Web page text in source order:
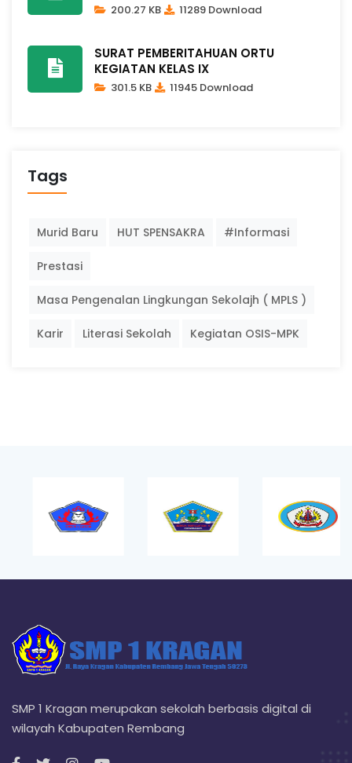
200.27 KB 11289 Download
SURAT PEMBERITAHUAN ORTU
KEGIATAN KELAS IX
301.5 KB 11945 Download
Tags
Murid Baru HUT SPENSAKRA #Informasi
Prestasi
Masa Pengenalan Lingkungan Sekolajh ( MPLS )
Karir Literasi Sekolah Kegiatan OSIS-MPK
SMP 1 Kragan merupakan sekolah berbasis digital di
wilayah Kabupaten Rembang